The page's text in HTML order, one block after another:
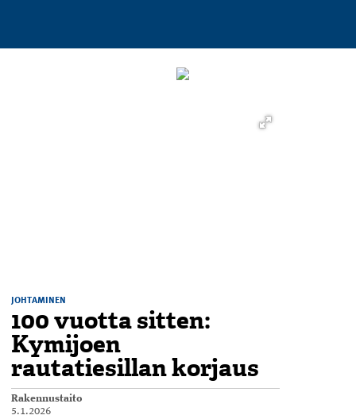
JOHTAMINEN
100 vuotta sitten:
Kymijoen
rautatiesillan korjaus
Rakennustaito
5.1.2026